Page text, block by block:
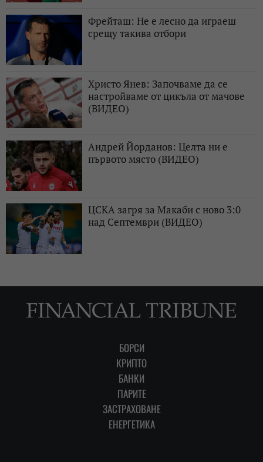
Фрейташ: Не е лесно да играеш
срещу такива отбори
Христо Янев: Започваме да се
настройваме от цикъла от мачове
(ВИДЕО)
Андрей Йорданов: Целта ни е
първото място (ВИДЕО)
ЦСКА загря за Макаби с ново 3:0
над Септември (ВИДЕО)
БОРСИ
КРИПТО
БАНКИ
ПАРИТЕ
ЗАСТРАХОВАНЕ
ЕНЕРГЕТИКА